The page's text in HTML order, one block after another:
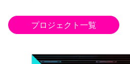
プロジェクト一覧